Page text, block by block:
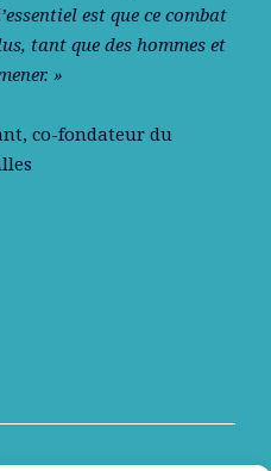
est que ce combat
tant que des hommes et
»
co-fondateur du